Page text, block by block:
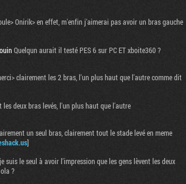
Onirik> en effet, m'enfin j'aimerai pas avoir un bras gauche
Quelqun aurait il testé PES 6 sur PC ET xboite360 ?
clairement les 2 bras, l'un plus haut que l'autre comme dit
les deux bras levés, l'un plus haut que l'autre
un seul bras, clairement tout le stade levé en meme
]
suis le seul à avoir l'impression que les gens lèvent les deux
?